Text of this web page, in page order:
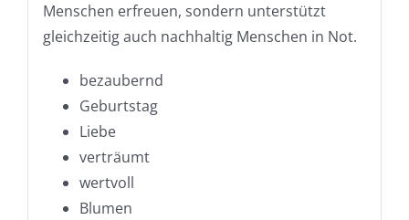
Menschen erfreuen, sondern unterstützt
gleichzeitig auch nachhaltig Menschen in Not.
bezaubernd
Geburtstag
Liebe
verträumt
wertvoll
Blumen